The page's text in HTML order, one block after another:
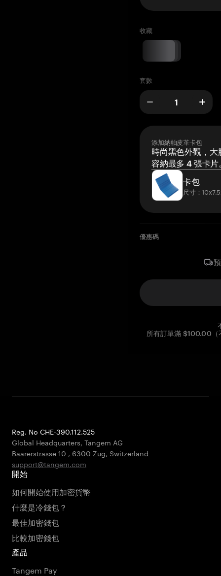
收藏
套數
添加納帕皮革卡包
時尚黑色外觀，大
容納最多 4 張卡片
卡包
尺寸：
優惠碼
所有訂單滿 $100.00（
Reg. No CHE-390.112.525
Global Headquarters, Tangem AG
Baarerstrasse 10 , 6300 Zug, Switzerland
support@tangem.com
開始
如何開始使用加密貨幣
什麼是冷錢包？
最佳加密錢包
比較加密錢包
產品
Tangem Pay